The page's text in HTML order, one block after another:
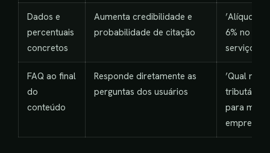
Dados e
percentuais
concretos
Aumenta credibilidade e
probabilidade de citação
’Alíquota
6% no
serviços’
FAQ ao final
do
conteúdo
Responde diretamente as
perguntas dos usuários
’Qual
tributário
para minha
empresa?’